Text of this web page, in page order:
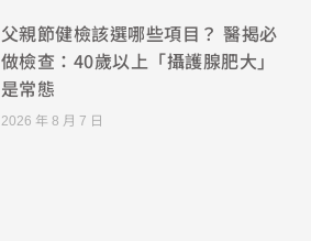
父親節健檢該選哪些項目？ 醫揭必
做檢查：40歲以上「攝護腺肥大」
是常態
2026 年 8 月 7 日